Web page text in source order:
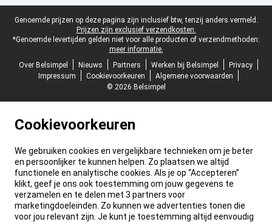
Juridische voettekst
Genoemde prijzen op deze pagina zijn inclusief btw, tenzij anders vermeld.
Prijzen zijn exclusief verzendkosten.
*Genoemde levertijden gelden niet voor alle producten of verzendmethoden:
meer informatie.
Over Belsimpel
Nieuws Partners Werken bij Belsimpel
Privacy
Impressum
Cookievoorkeuren
Algemene voorwaarden
© 2026 Belsimpel
Cookievoorkeuren
We gebruiken cookies en vergelijkbare technieken om je beter
en persoonlijker te kunnen helpen. Zo plaatsen we altijd
functionele en analytische cookies. Als je op “Accepteren”
klikt, geef je ons ook toestemming om jouw gegevens te
verzamelen en te delen met 3 partners voor
marketingdoeleinden. Zo kunnen we advertenties tonen die
voor jou relevant zijn. Je kunt je toestemming altijd eenvoudig